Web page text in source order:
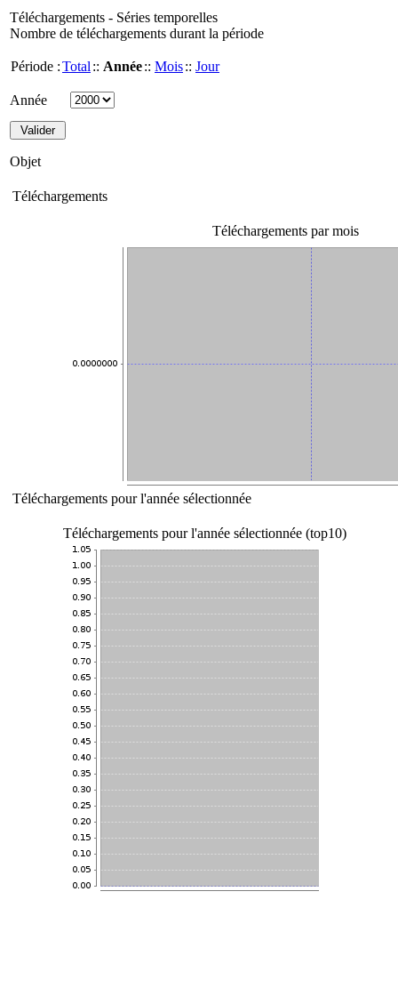
Téléchargements - Séries temporelles
Nombre de téléchargements durant la période
Période :Total :: Année:: Mois:: Jour
Année
Objet
Téléchargements
Téléchargements par mois
Téléchargements pour l'année sélectionnée
Téléchargements pour l'année sélectionnée (top10)